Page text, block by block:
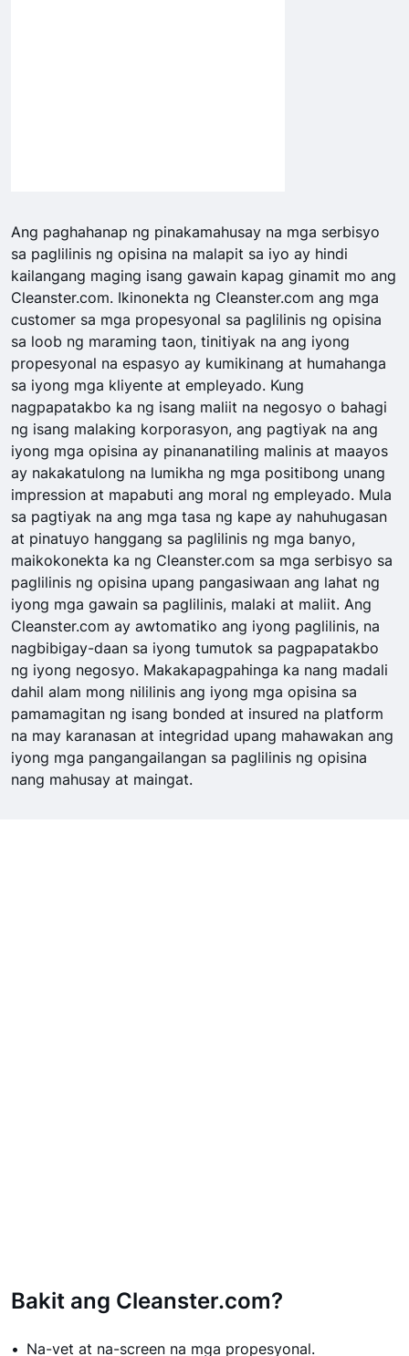
Ang paghahanap ng pinakamahusay na mga serbisyo
sa paglilinis ng opisina na malapit sa iyo ay hindi
kailangang maging isang gawain kapag ginamit mo ang
Cleanster.com. Ikinonekta ng Cleanster.com ang mga
customer sa mga propesyonal sa paglilinis ng opisina
sa loob ng maraming taon, tinitiyak na ang iyong
propesyonal na espasyo ay kumikinang at humahanga
sa iyong mga kliyente at empleyado. Kung
nagpapatakbo ka ng isang maliit na negosyo o bahagi
ng isang malaking korporasyon, ang pagtiyak na ang
iyong mga opisina ay pinananatiling malinis at maayos
ay nakakatulong na lumikha ng mga positibong unang
impression at mapabuti ang moral ng empleyado. Mula
sa pagtiyak na ang mga tasa ng kape ay nahuhugasan
at pinatuyo hanggang sa paglilinis ng mga banyo,
maikokonekta ka ng Cleanster.com sa mga serbisyo sa
paglilinis ng opisina upang pangasiwaan ang lahat ng
iyong mga gawain sa paglilinis, malaki at maliit. Ang
Cleanster.com ay awtomatiko ang iyong paglilinis, na
nagbibigay-daan sa iyong tumutok sa pagpapatakbo
ng iyong negosyo. Makakapagpahinga ka nang madali
dahil alam mong nililinis ang iyong mga opisina sa
pamamagitan ng isang bonded at insured na platform
na may karanasan at integridad upang mahawakan ang
iyong mga pangangailangan sa paglilinis ng opisina
nang mahusay at maingat.
Bakit ang Cleanster.com?
Na-vet at na-screen na mga propesyonal.